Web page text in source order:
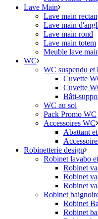
Lave Main
Lave main
Lave main
Lave main rond
Lave main totem
Meuble lave
WC
WC suspendu et
Cuvette
Cuvette
Bâti-
WC au sol
Pack Promo WC
Accessoires WC
Abattant
Robinetterie design
Robinet lavabo
Robinet
Robinet
Robinet
Robinet
Robinet
Robinet